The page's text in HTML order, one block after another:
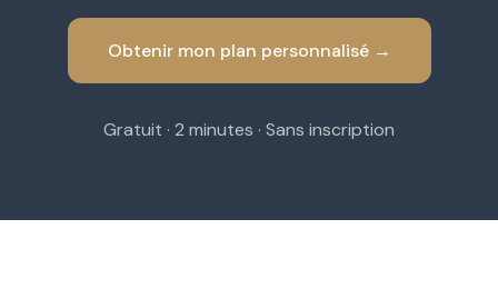
Obtenir mon plan personnalisé →
Gratuit · 2 minutes · Sans inscription